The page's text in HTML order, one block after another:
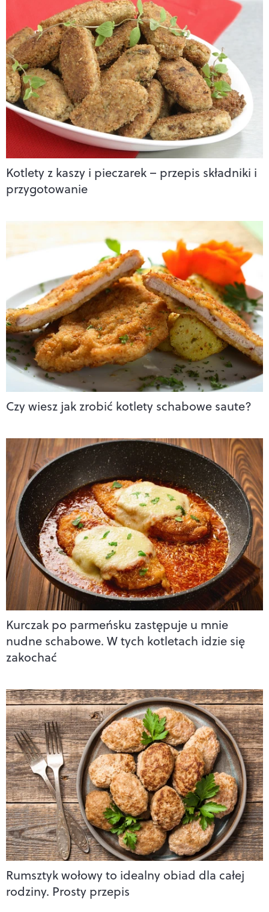
Kotlety z kaszy i pieczarek – przepis składniki i
przygotowanie
Czy wiesz jak zrobić kotlety schabowe saute?
Kurczak po parmeńsku zastępuje u mnie
nudne schabowe. W tych kotletach idzie się
zakochać
Rumsztyk wołowy to idealny obiad dla całej
rodziny. Prosty przepis